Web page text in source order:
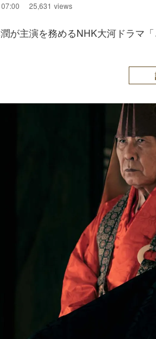
25,631 views
が主演を務めるNHK大河ドラマ